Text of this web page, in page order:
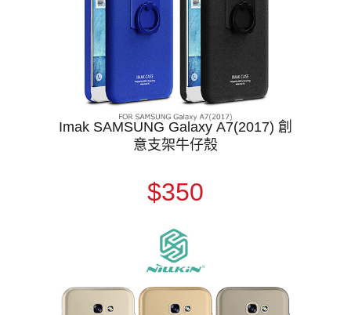
Imak SAMSUNG Galaxy A7(2017) 創
意支架牛仔殼
$350